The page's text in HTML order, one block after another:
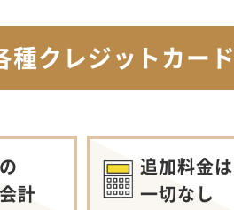
種クレジットカード
計
追加料金は
一切なし